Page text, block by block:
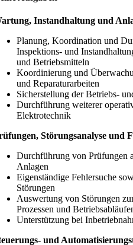
Instandhaltung und
Planung, Koordination und
Inspektions- und
und Betriebsmitteln
Koordinierung und
und Reparaturarbeiten
Sicherstellung der Betriebs-
Durchführung weiterer
Elektrotechnik
Störungsanalyse und
Durchführung von Prüfungen
Anlagen
Eigenständige Fehlersuche
Störungen
Auswertung von Störungen
Prozessen und
Unterstützung bei
und